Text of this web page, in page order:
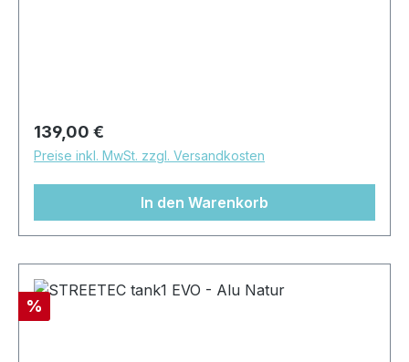
Regulärer Preis:
139,00 €
Preise inkl. MwSt. zzgl. Versandkosten
In den Warenkorb
Rabatt
%